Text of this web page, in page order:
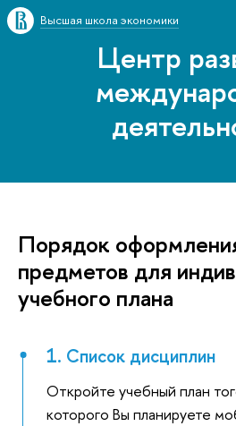
Высшая школа экономики
Центр
Порядок
предметов для
учебного плана
1. Список дисциплин
Откройте учебный план
которого Вы планируете